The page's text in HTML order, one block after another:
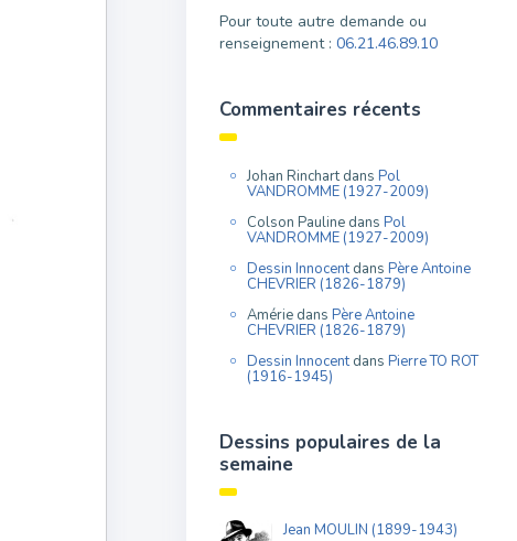
Pour toute autre demande ou
renseignement : 06.21.46.89.10
Commentaires récents
Johan Rinchartdans Pol
VANDROMME (1927-2009)
Colson Pauline dans Pol
VANDROMME (1927-2009)
Dessin Innocentdans Père Antoine
CHEVRIER (1826-1879)
Amérie dans Père Antoine
CHEVRIER (1826-1879)
Dessin Innocentdans Pierre TO ROT
(1916-1945)
Dessins populaires de la
semaine
Jean MOULIN (1899-1943)